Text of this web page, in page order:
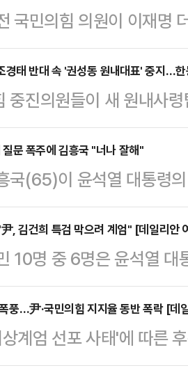
국민의힘 의원이 이재명
를 시작했다"며 원색적으
글을 올리고 "물 만난 듯
더한 짓도 할 인물'이라며
중요한 점을 망각하고 있
고 지적했다.이어 "국민
는 어제 외신과의 인터뷰
"…
경태 반대 속 '권성동 원내대표' 중지…
중진의원들이 새 원내사
. 하지만 중진회의 내에서
대 의견을 내놓는 등 친
을지 여부는 미지수다.
회의를 열어 새로운 원내
이날 회동에는 조경태·권
·윤재옥·이종배·이헌승·
개 의원총회로 향하던…
문 폭주에 김흥국 "너나 잘해"
국(65)이 윤석열 대통령
에게 자신의 견해를 밝혔
에는 일부 누리꾼들이
질문을 댓글로 남겼다.
국 씨 계엄령에 대해 어
국은 "용산만이 알고 있
게 생각하시는지?" "이번
, 김건희 특검 막으려 계엄" [데일리안
10명 중 6명은 윤석열 대
막기 위해 단행됐다고 생
전문기관 여론조사공정
대통령이 계엄을 선포한
"김 여사 특검을 막기 위
풍…尹·국민의힘 지지율 동반 폭락 [데
계엄 선포 사태'에 따른
국민의힘 지지율이 동반